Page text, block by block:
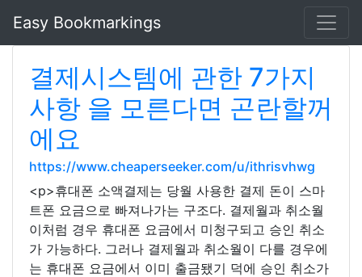
Easy Bookmarkings
결제시스템에 관한 7가지
사항 을 모른다면 곤란할꺼
에요
https://www.cheaperseeker.com/u/ithrisvhwg
<p>휴대폰 소액결제는 당월 사용한 결제 돈이 스마
트폰 요금으로 빠져나가는 구조다. 결제월과 취소월
이처럼 경우 휴대폰 요금에서 미청구되고 승인 취소
가 가능하다. 그러나 결제월과 취소월이 다를 경우에
는 휴대폰 요금에서 이미 출금됐기 덕에 승인 취소가